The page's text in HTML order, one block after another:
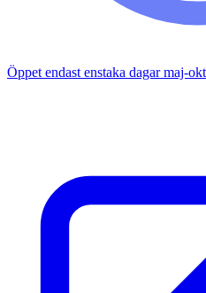
Öppet endast enstaka dagar maj-